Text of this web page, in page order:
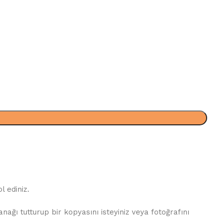
ediniz.
tutturup bir kopyasını isteyiniz veya fotoğrafını